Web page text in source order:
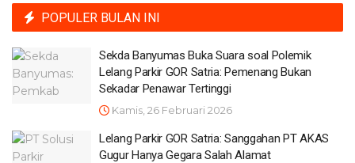
POPULER BULAN INI
Sekda Banyumas Buka Suara soal Polemik
Lelang Parkir GOR Satria: Pemenang Bukan
Sekadar Penawar Tertinggi
Kamis, 26 Februari 2026
Lelang Parkir GOR Satria: Sanggahan PT AKAS
Gugur Hanya Gegara Salah Alamat